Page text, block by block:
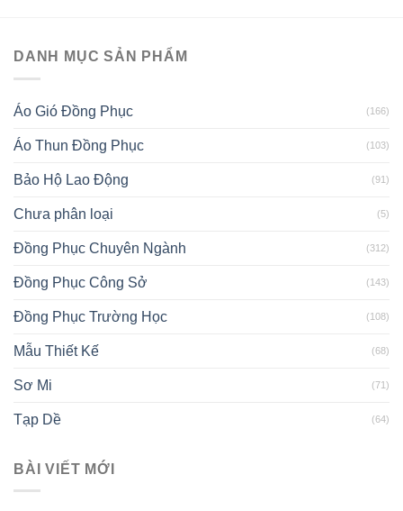
DANH MỤC SẢN PHẨM
Áo Gió Đồng Phục (166)
Áo Thun Đồng Phục (103)
Bảo Hộ Lao Động (91)
Chưa phân loại (5)
Đồng Phục Chuyên Ngành (312)
Đồng Phục Công Sở (143)
Đồng Phục Trường Học (108)
Mẫu Thiết Kế (68)
Sơ Mi (71)
Tạp Dề (64)
BÀI VIẾT MỚI